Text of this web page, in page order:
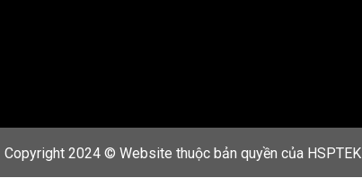
Copyright 2024 © Website thuộc bản quyền của HSPTEK